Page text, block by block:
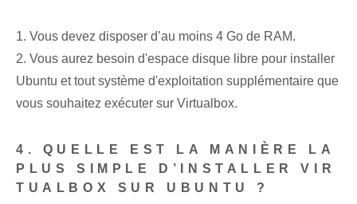
1. Vous devez disposer d’au moins 4 Go de RAM.
2. Vous aurez besoin d'espace disque libre pour installer
Ubuntu et tout système d'exploitation supplémentaire que
vous souhaitez exécuter sur Virtualbox.
4. QUELLE EST LA MANIÈRE LA
PLUS SIMPLE D’INSTALLER VIR
TUALBOX SUR UBUNTU ?